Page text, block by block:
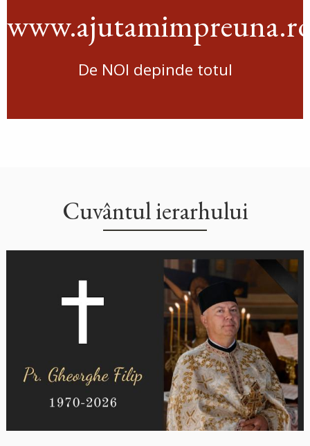
De NOI depinde totul
Cuvântul ierarhului